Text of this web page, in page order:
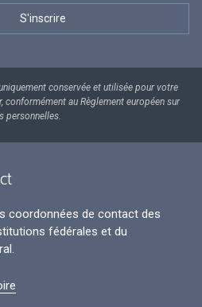
conservée et utilisée pour votre
conformément au Règlement européen sur
personnelles.
coordonnées de contact des
fédérales et du